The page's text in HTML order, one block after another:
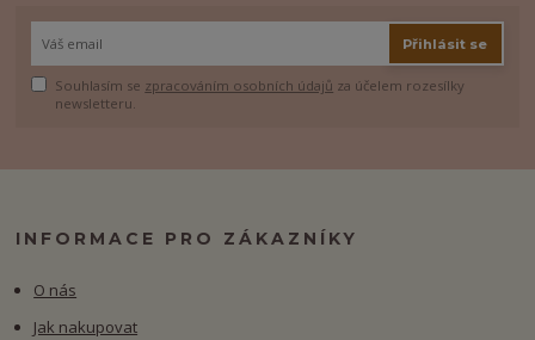
Přihlásit se
Souhlasím se zpracováním osobních údajů za účelem rozesílky
newsletteru.
INFORMACE PRO ZÁKAZNÍKY
O nás
Jak nakupovat